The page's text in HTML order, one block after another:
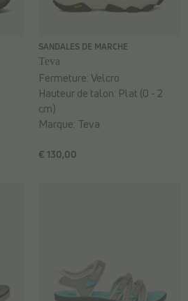
SANDALES DE MARCHE
Teva
€ 130,00
Fermeture:Velcro
Hauteur de talon: Plat (0 - 2
cm)
Marque: Teva